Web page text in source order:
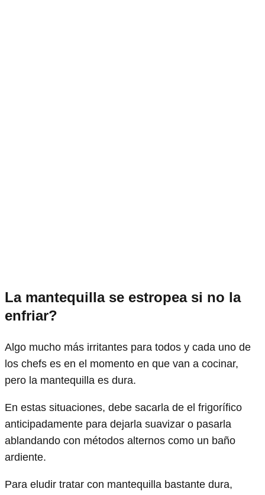
La mantequilla se estropea si no la
enfriar?
Algo mucho más irritantes para todos y cada uno de
los chefs es en el momento en que van a cocinar,
pero la mantequilla es dura.
En estas situaciones, debe sacarla de el frigorífico
anticipadamente para dejarla suavizar o pasarla
ablandando con métodos alternos como un baño
ardiente.
Para eludir tratar con mantequilla bastante dura,